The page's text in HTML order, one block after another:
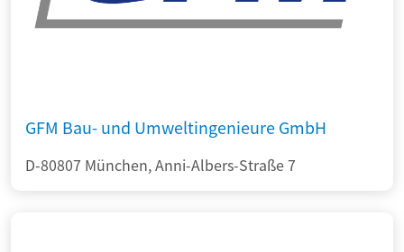
GFM Bau- und Umweltingenieure GmbH
D-80807 München, Anni-Albers-Straße 7